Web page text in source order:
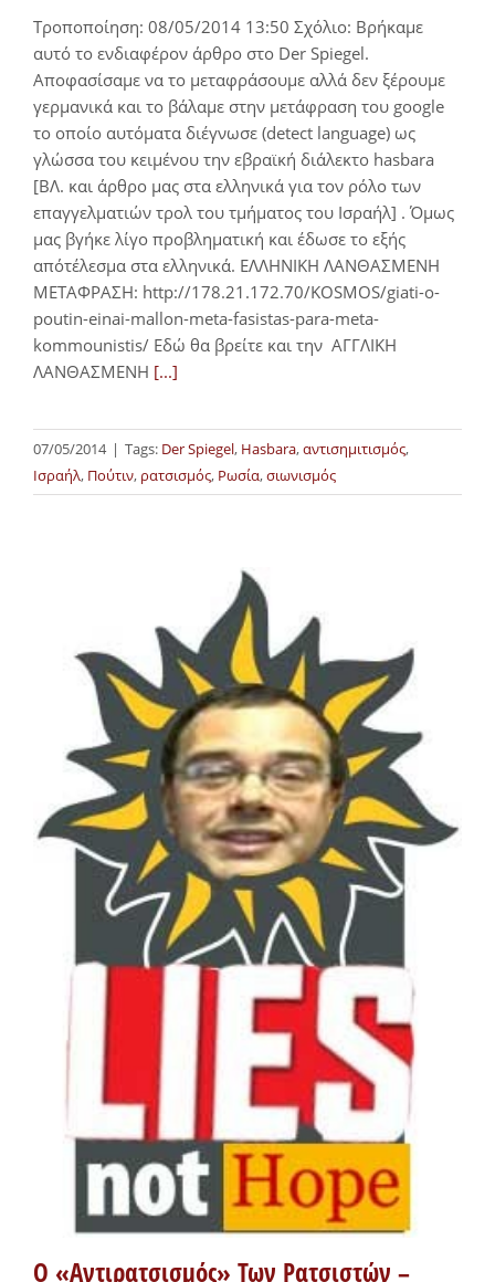
Τροποποίηση: 08/05/2014 13:50 Σχόλιο: Βρήκαμε
αυτό το ενδιαφέρον άρθρο στο Der Spiegel.
Αποφασίσαμε να το μεταφράσουμε αλλά δεν ξέρουμε
γερμανικά και το βάλαμε στην μετάφραση του google
το οποίο αυτόματα διέγνωσε (detect language) ως
γλώσσα του κειμένου την εβραϊκή διάλεκτο hasbara
[ΒΛ. και άρθρο μας στα ελληνικά για τον ρόλο των
επαγγελματιών τρολ του τμήματος του Ισραήλ] . Όμως
μας βγήκε λίγο προβληματική και έδωσε το εξής
απότέλεσμα στα ελληνικά. ΕΛΛΗΝΙΚΗ ΛΑΝΘΑΣΜΕΝΗ
ΜΕΤΑΦΡΑΣΗ: http://178.21.172.70/KOSMOS/giati-o-
poutin-einai-mallon-meta-fasistas-para-meta-
kommounistis/ Εδώ θα βρείτε και την ΑΓΓΛΙΚΗ
ΛΑΝΘΑΣΜΕΝΗ [...]
07/05/2014 | Tags: Der Spiegel, Hasbara,αντισημιτισμός,
Ισραήλ, Πούτιν, ρατσισμός, Ρωσία,σιωνισμός
Ο «Αντιρατσισμός» Των Ρατσιστών –